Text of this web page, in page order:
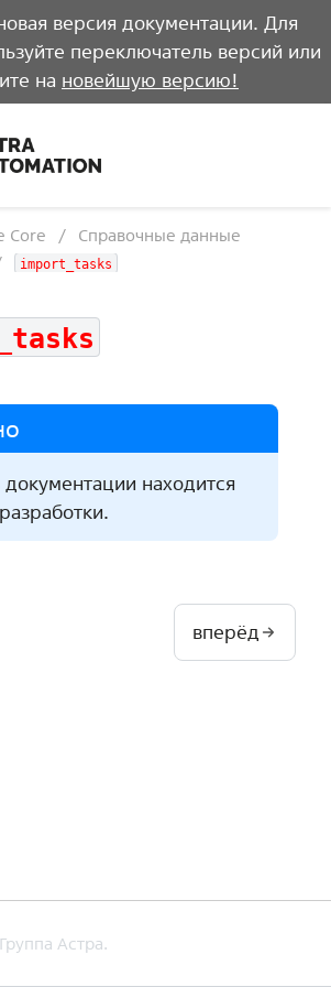
версия документации. Для
переключатель версий или
на новейшую версию!
Core
Справочные данные
import_tasks
документации находится
вперёд
Астра.